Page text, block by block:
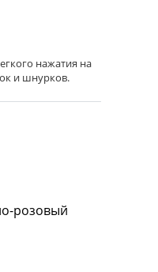
нажатия на
и шнурков.
розовый